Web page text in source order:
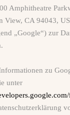
Amphitheatre
View, CA 94043,
„Google“) zur
zu
unter